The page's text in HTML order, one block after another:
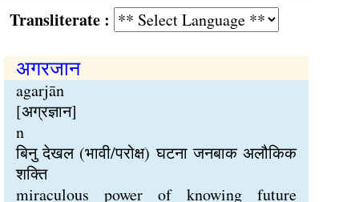
:
अगरजान
agarjān
[अग्रज्ञान]
n
बिनु देखल (भावी/परोक्ष) घटना जनबाक अलौकिक
शक्ति
miraculous power of knowing future